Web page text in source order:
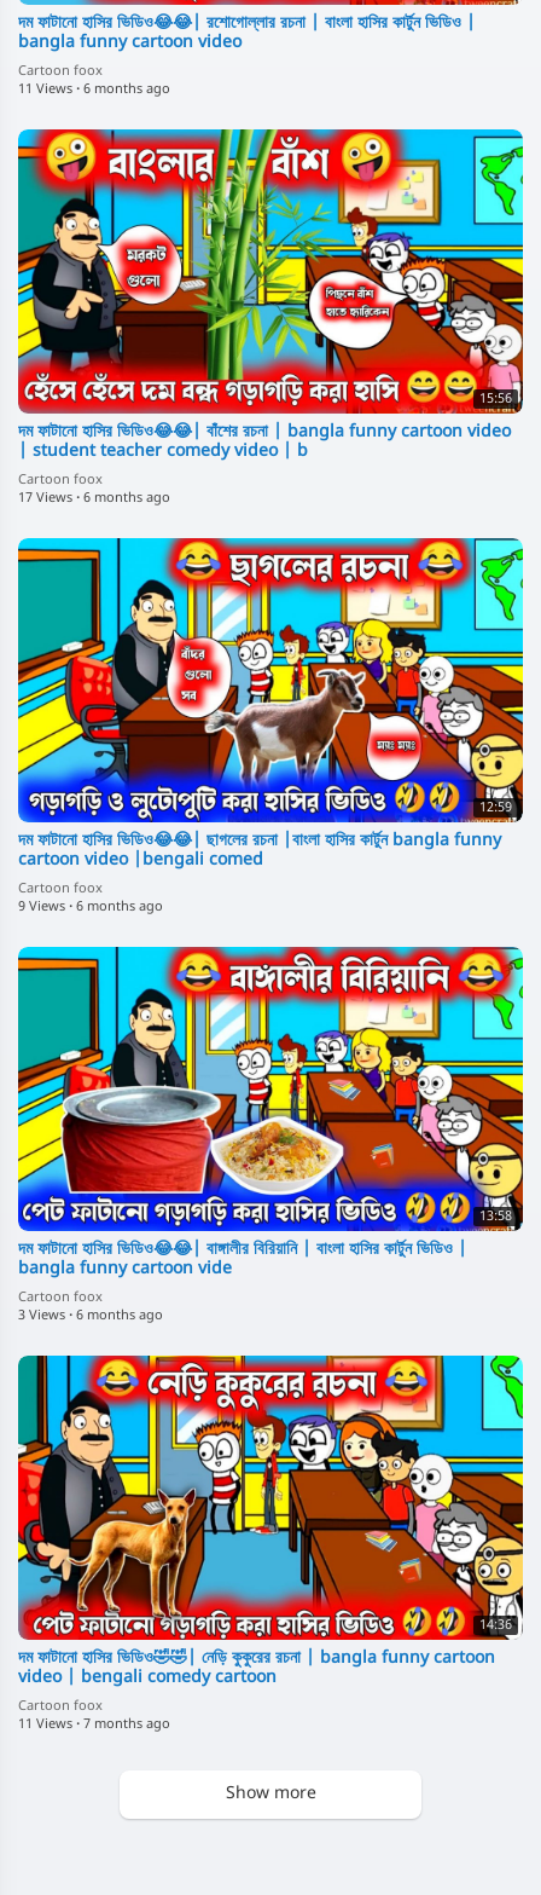
দম ফাটানো হাসির ভিডিও😂😂| রশোগোল্লার রচনা | বাংলা হাসির কার্টুন ভিডিও |
bangla funny cartoon video
Cartoon foox
11 Views · 6 months ago
15:56
দম ফাটানো হাসির ভিডিও😂😂| বাঁশের রচনা | bangla funny cartoon video
| student teacher comedy video | b
Cartoon foox
17 Views · 6 months ago
12:59
দম ফাটানো হাসির ভিডিও😂😂| ছাগলের রচনা |বাংলা হাসির কার্টুন bangla funny
cartoon video |bengali comed
Cartoon foox
9 Views · 6 months ago
13:58
দম ফাটানো হাসির ভিডিও😂😂| বাঙ্গালীর বিরিয়ানি | বাংলা হাসির কার্টুন ভিডিও |
bangla funny cartoon vide
Cartoon foox
3 Views · 6 months ago
14:36
দম ফাটানো হাসির ভিডিও🤣🤣| নেড়ি কুকুরের রচনা | bangla funny cartoon
video | bengali comedy cartoon
Cartoon foox
11 Views · 7 months ago
Show more